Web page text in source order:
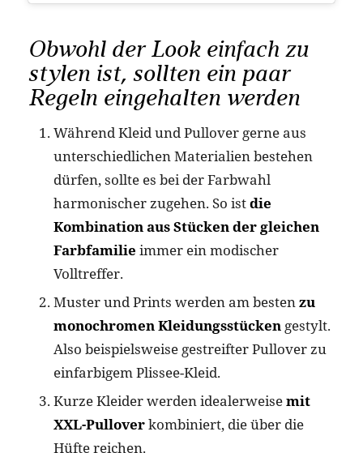
Obwohl der Look einfach zu
stylen ist, sollten ein paar
Regeln eingehalten werden
Während Kleid und Pullover gerne aus
unterschiedlichen Materialien bestehen
dürfen, sollte es bei der Farbwahl
harmonischer zugehen. So istdie
Kombination aus Stücken der gleichen
Farbfamilie immer ein modischer
Volltreffer.
Muster und Prints werden am bestenzu
monochromen Kleidungsstückengestylt.
Also beispielsweise gestreifter Pullover zu
einfarbigem Plissee-Kleid.
Kurze Kleider werden idealerweisemit
XXL-Pulloverkombiniert, die über die
Hüfte reichen.